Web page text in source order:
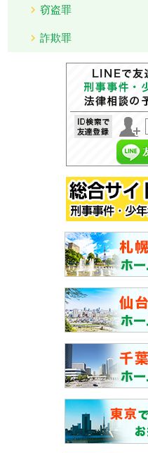
窃盗罪
詐欺罪